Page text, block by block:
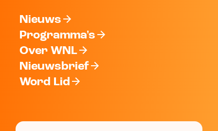
Nieuws
Programma's
Over WNL
Nieuwsbrief
Word Lid